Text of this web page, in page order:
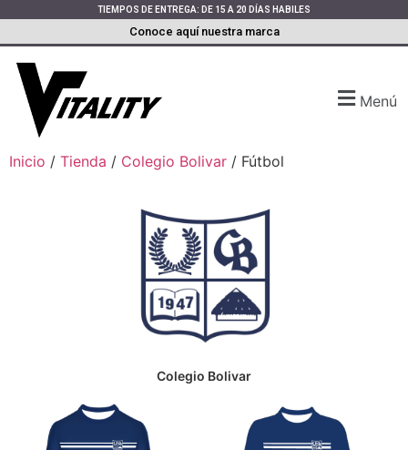
TIEMPOS DE ENTREGA: DE 15 A 20 DÍAS HABILES
Conoce aquí nuestra marca
Menú
Inicio / Tienda / Colegio Bolivar / Fútbol
Colegio Bolivar